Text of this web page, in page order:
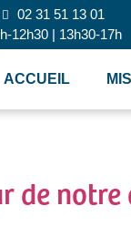
02 31 51 13 01
12h30 | 13h30-17h
ACCUEIL
de